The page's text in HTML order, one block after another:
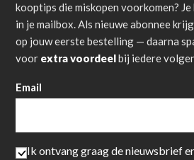
kooptips die miskopen voorkomen?
in je mailbox. Als nieuwe abonnee
op jouw eerste bestelling — daarna
voor extra voordeelbij iedere
Email
Ik ontvang graag de nieuwsbrief